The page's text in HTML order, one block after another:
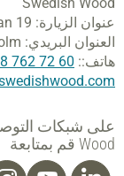
عنوان الزيارة: 19
العنوان البريدي:
هاتف:: 60 72 762 8 46+
Wood قم بمتابعة